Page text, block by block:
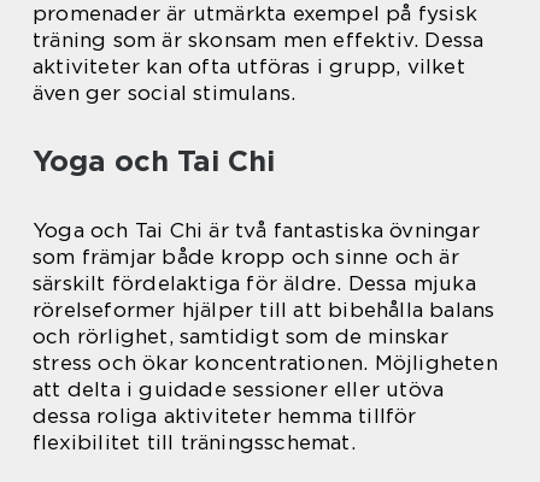
promenader är utmärkta exempel på fysisk
träning som är skonsam men effektiv. Dessa
aktiviteter kan ofta utföras i grupp, vilket
även ger social stimulans.
Yoga och Tai Chi
Yoga och Tai Chi är två fantastiska övningar
som främjar både kropp och sinne och är
särskilt fördelaktiga för äldre. Dessa mjuka
rörelseformer hjälper till att bibehålla balans
och rörlighet, samtidigt som de minskar
stress och ökar koncentrationen. Möjligheten
att delta i guidade sessioner eller utöva
dessa roliga aktiviteter hemma tillför
flexibilitet till träningsschemat.